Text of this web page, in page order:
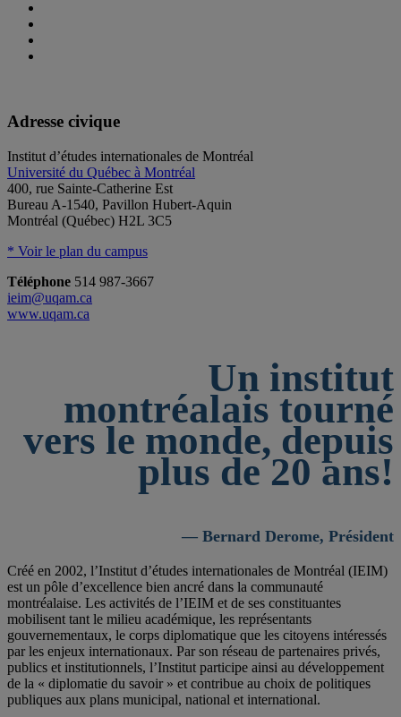
Adresse civique
Institut d’études internationales de Montréal
Université du Québec à Montréal
400, rue Sainte-Catherine Est
Bureau A-1540, Pavillon Hubert-Aquin
Montréal (Québec) H2L 3C5
* Voir le plan du campus
Téléphone 514 987-3667
ieim@uqam.ca
www.uqam.ca
Un institut
montréalais tourné
vers le monde, depuis
plus de 20 ans!
— Bernard Derome, Président
Créé en 2002, l’Institut d’études internationales de Montréal (IEIM)
est un pôle d’excellence bien ancré dans la communauté
montréalaise. Les activités de l’IEIM et de ses constituantes
mobilisent tant le milieu académique, les représentants
gouvernementaux, le corps diplomatique que les citoyens intéressés
par les enjeux internationaux. Par son réseau de partenaires privés,
publics et institutionnels, l’Institut participe ainsi au développement
de la « diplomatie du savoir » et contribue au choix de politiques
publiques aux plans municipal, national et international.